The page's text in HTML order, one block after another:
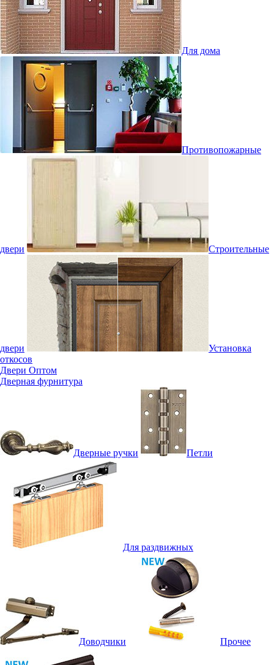
Для дома
Противопожарные
двери Строительные
двери
Установка
откосов
Двери Оптом
Дверная фурнитура
Дверные ручки Петли
Для раздвижных
Доводчики Прочее